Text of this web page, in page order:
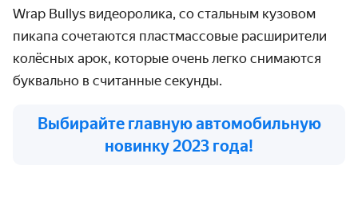
Wrap Bullys видеоролика, со стальным кузовом
пикапа сочетаются пластмассовые расширители
колёсных арок, которые очень легко снимаются
буквально в считанные секунды.
Выбирайте главную автомобильную
новинку 2023 года!